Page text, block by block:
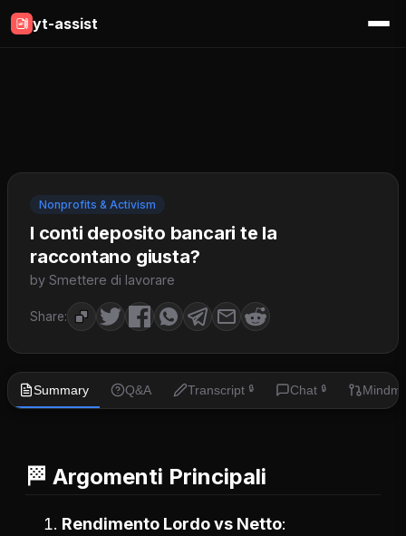
yt-assist
Nonprofits & Activism
I conti deposito bancari te la
raccontano giusta?
by Smettere di lavorare
Share:
Summary Q&A Transcript 🔒 Chat 🔒
🏁 Argomenti Principali
Rendimento Lordo vs Netto